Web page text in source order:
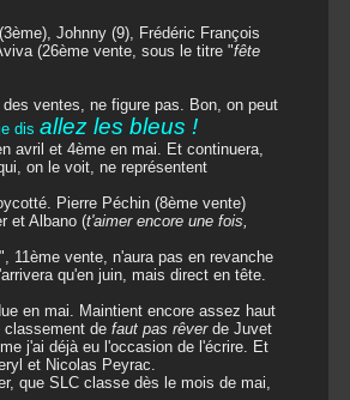
Johnny (9), Frédéric François
(26ème vente, sous le titre "fête
des ventes, ne figure pas. Bon, on peut
dis allez les bleus !
avril et 4ème en mai. Et continuera,
on le voit, ne représentent
Pierre Péchin (8ème vente)
et Albano (t'aimer encore une fois,
11ème vente, n'aura pas en revanche
qu'en juin, mais direct en tête.
en mai. Maintient encore assez haut
classement de faut pas rêverde Juvet
j'ai déjà eu l'occasion de l'écrire. Et
et Nicolas Peyrac.
que SLC classe dès le mois de mai,